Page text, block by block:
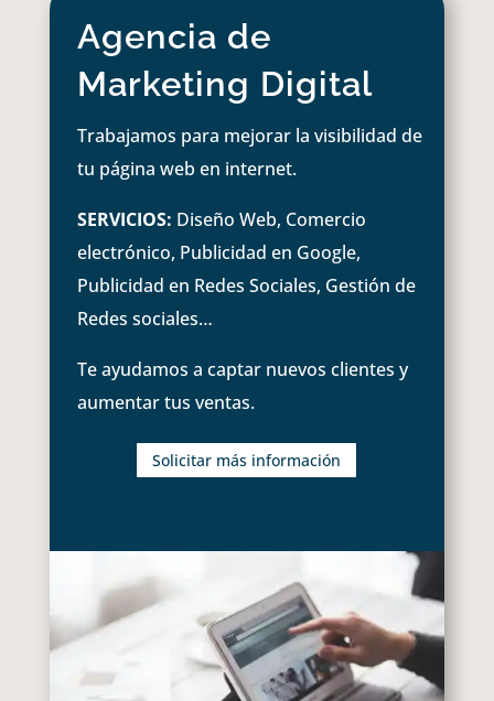
Agencia de
Marketing Digital
Trabajamos para mejorar la visibilidad de
tu página web en internet.
SERVICIOS: Diseño Web, Comercio
electrónico, Publicidad en Google,
Publicidad en Redes Sociales, Gestión de
Redes sociales…
Te ayudamos a captar nuevos clientes y
aumentar tus ventas.
Solicitar más información